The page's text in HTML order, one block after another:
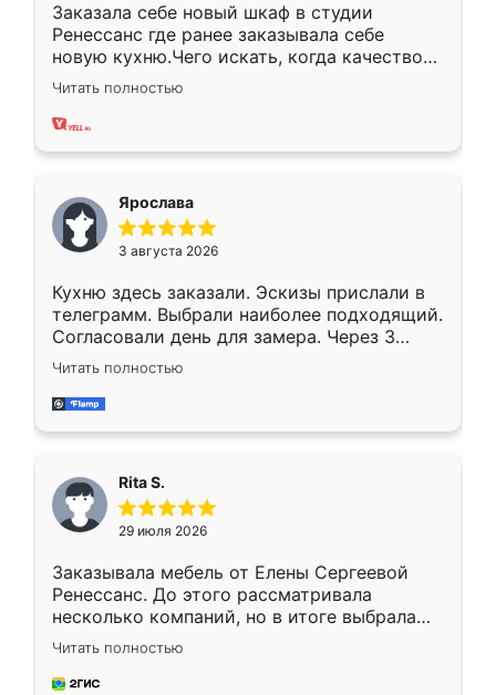
Заказала себе новый шкаф в студии
Ренессанс где ранее заказывала себе
новую кухню.Чего искать, когда качеством
вполне довольна. Служит кухня уже почти
два года, нареканий нет.
Читать полностью
Ярослава
3 августа 2026
Кухню здесь заказали. Эскизы прислали в
телеграмм. Выбрали наиболее подходящий.
Согласовали день для замера. Через 3
недели кухня была уже готова. Остались
довольны работой. Спасибо Ренессанс
мебель за качественную работу!
Читать полностью
Rita S.
29 июля 2026
Заказывала мебель от Елены Сергеевой
Ренессанс. До этого рассматривала
несколько компаний, но в итоге выбрала
эту. Сначала обговорили условия, потом
приехал замерщик, всё спокойно объяснил
и снял размеры. Изготовили в срок, с
Читать полностью